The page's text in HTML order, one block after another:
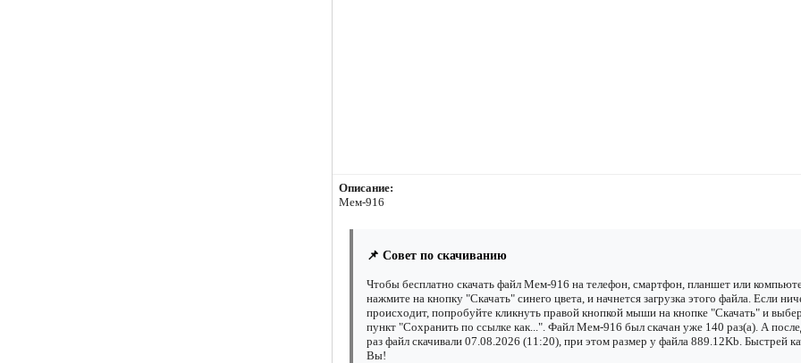
Описание:
Мем-916
📌 Совет по скачиванию
Чтобы бесплатно скачать файл Мем-916 на телефон, смартфон, планшет или
нажмите на кнопку "Скачать" синего цвета, и начнется загрузка этого файла. Если
происходит, попробуйте кликнуть правой кнопкой мыши на кнопке "Скачать" и
пункт "Сохранить по ссылке как...". Файл Мем-916 был скачан уже 140 раз(а). А
раз файл скачивали 07.08.2026 (11:20), при этом размер у файла 889.12Kb. Быстрей
Вы!